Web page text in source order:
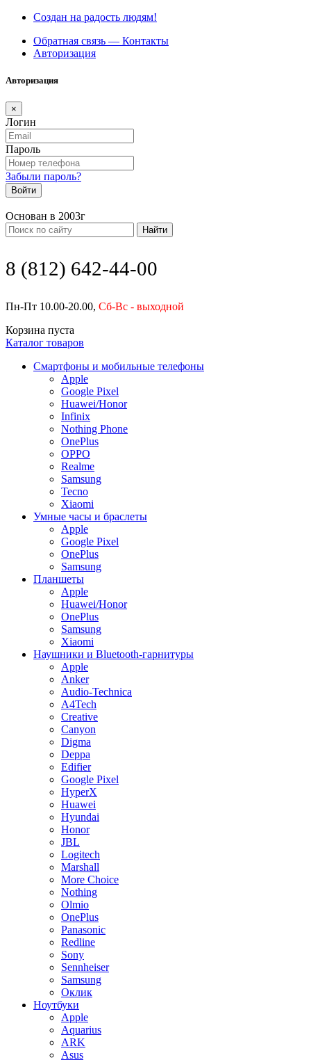
Создан на радость людям!
Обратная связь — Контакты
Авторизация
Авторизация
×
Логин
Пароль
Забыли пароль?
Войти
Основан в 2003г
Найти
8 (812) 642-44-00
Пн-Пт 10.00-20.00, Сб-Вс - выходной
Корзина пуста
Каталог товаров
Смартфоны и мобильные телефоны
Apple
Google Pixel
Huawei/Honor
Infinix
Nothing Phone
OnePlus
OPPO
Realme
Samsung
Tecno
Xiaomi
Умные часы и браслеты
Apple
Google Pixel
OnePlus
Samsung
Планшеты
Apple
Huawei/Honor
OnePlus
Samsung
Xiaomi
Наушники и Bluetooth-гарнитуры
Apple
Anker
Audio-Technica
A4Tech
Creative
Canyon
Digma
Deppa
Edifier
Google Pixel
HyperX
Huawei
Hyundai
Honor
JBL
Logitech
Marshall
More Choice
Nothing
Olmio
OnePlus
Panasonic
Redline
Sony
Sennheiser
Samsung
Оклик
Ноутбуки
Apple
Aquarius
ARK
Asus